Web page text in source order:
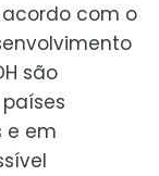
com o
são
e em